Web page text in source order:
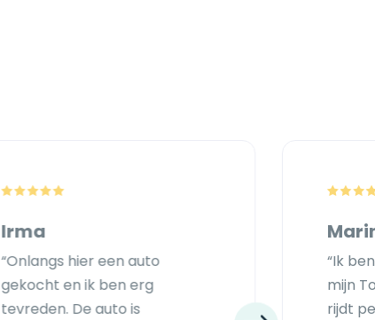
Irma
“Onlangs hier een auto
gekocht en ik ben erg
tevreden. De auto is
“Ik
mijn
rijdt